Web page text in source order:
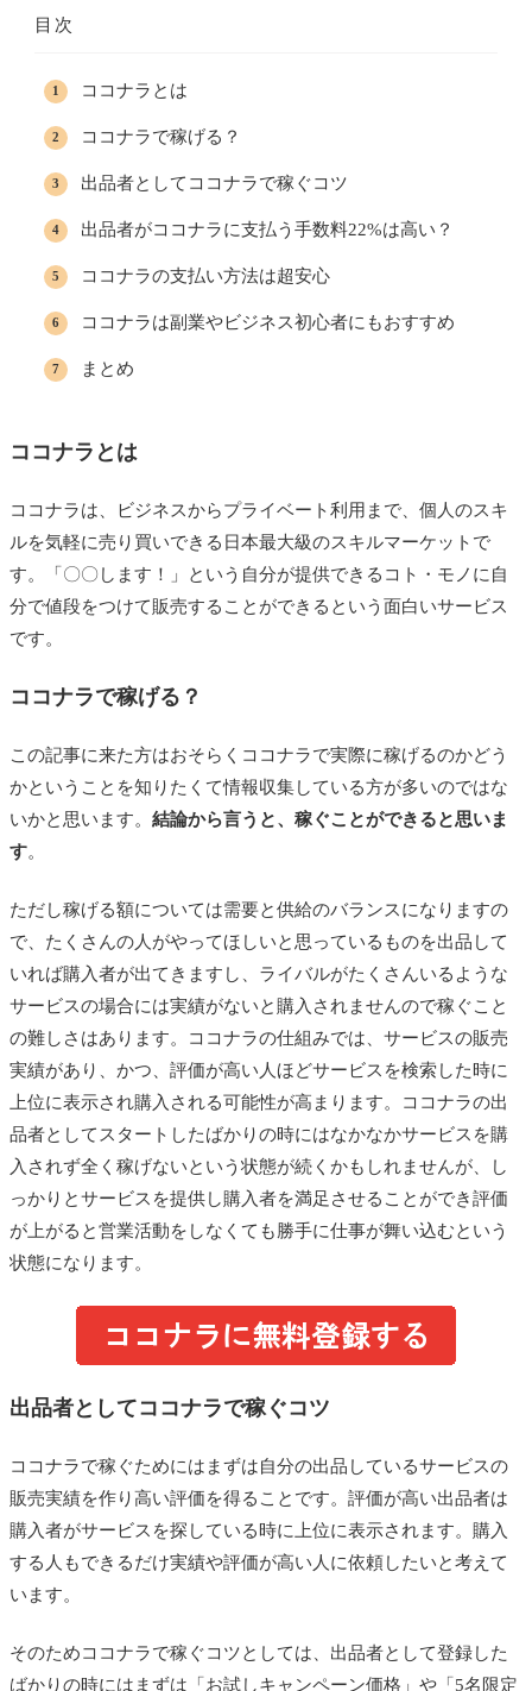
目次
ココナラとは
ココナラで稼げる？
出品者としてココナラで稼ぐコツ
出品者がココナラに支払う手数料22%は高い？
ココナラの支払い方法は超安心
ココナラは副業やビジネス初心者にもおすすめ
まとめ
ココナラとは
ココナラは、ビジネスからプライベート利用まで、個人のスキ
ルを気軽に売り買いできる日本最大級のスキルマーケットで
す。「〇〇します！」という自分が提供できるコト・モノに自
分で値段をつけて販売することができるという面白いサービス
です。
ココナラで稼げる？
この記事に来た方はおそらくココナラで実際に稼げるのかどう
かということを知りたくて情報収集している方が多いのではな
いかと思います。 結論から言うと、稼ぐことができると思いま
す。
ただし稼げる額については需要と供給のバランスになりますの
で、たくさんの人がやってほしいと思っているものを出品して
いれば購入者が出てきますし、ライバルがたくさんいるような
サービスの場合には実績がないと購入されませんので稼ぐこと
の難しさはあります。ココナラの仕組みでは、サービスの販売
実績があり、かつ、評価が高い人ほどサービスを検索した時に
上位に表示され購入される可能性が高まります。ココナラの出
品者としてスタートしたばかりの時にはなかなかサービスを購
入されず全く稼げないという状態が続くかもしれませんが、し
っかりとサービスを提供し購入者を満足させることができ評価
が上がると営業活動をしなくても勝手に仕事が舞い込むという
状態になります。
出品者としてココナラで稼ぐコツ
ココナラで稼ぐためにはまずは自分の出品しているサービスの
販売実績を作り高い評価を得ることです。評価が高い出品者は
購入者がサービスを探している時に上位に表示されます。購入
する人もできるだけ実績や評価が高い人に依頼したいと考えて
います。
そのためココナラで稼ぐコツとしては、出品者として登録した
ばかりの時にはまずは「お試しキャンペーン価格」や「5名限定